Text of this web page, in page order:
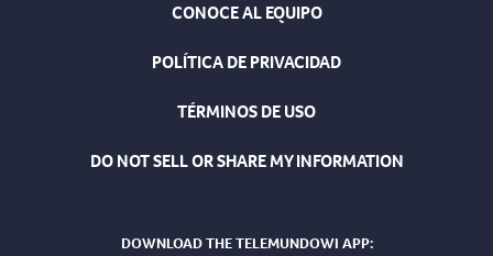
CONOCE AL EQUIPO
POLÍTICA DE PRIVACIDAD
TÉRMINOS DE USO
DO NOT SELL OR SHARE MY INFORMATION
DOWNLOAD THE TELEMUNDOWI APP: